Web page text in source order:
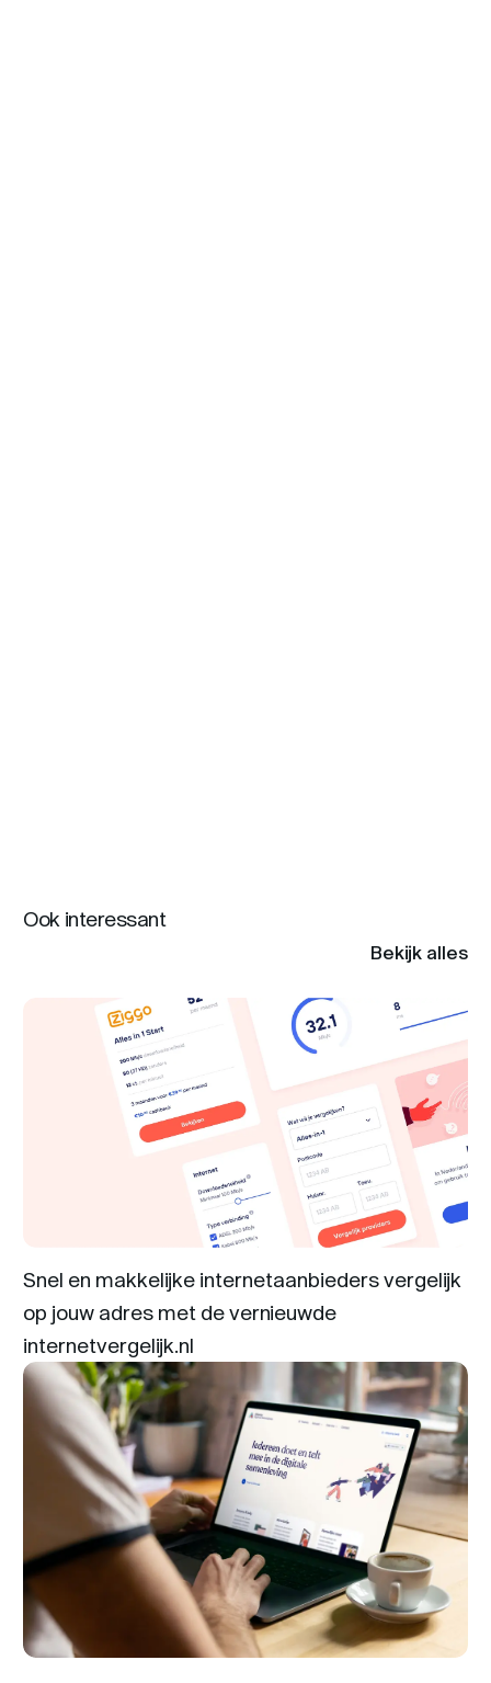
Ook interessant
Bekijk alles
Snel en makkelijke internetaanbieders vergelijk
op jouw adres met de vernieuwde
internetvergelijk.nl